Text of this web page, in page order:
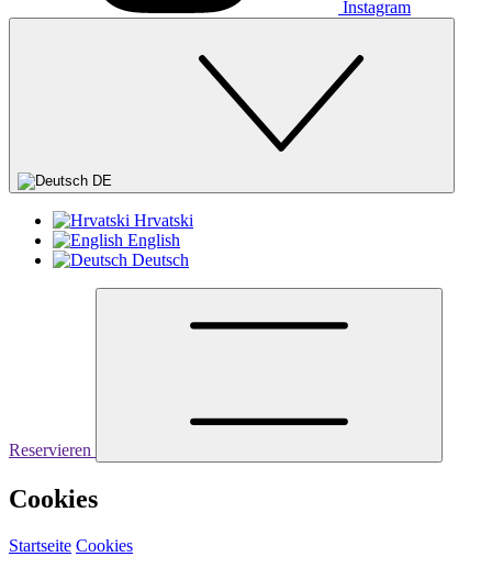
Instagram
DE
Hrvatski
English
Deutsch
Reservieren
Cookies
Startseite Cookies